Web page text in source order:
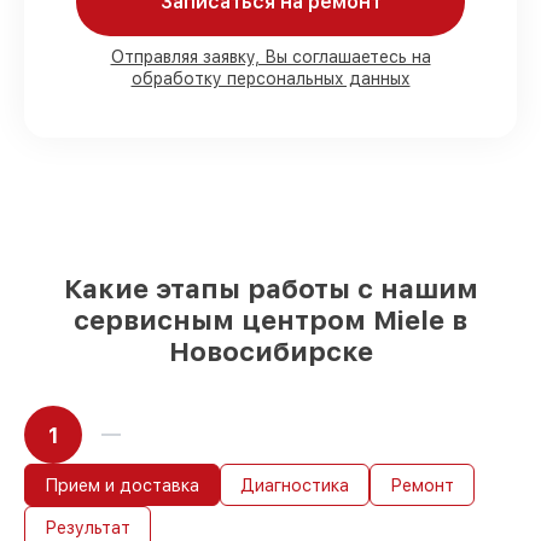
Мы гарантируем:
80%работ с возможностью наблюдения
работ в течение пары часов, при
условии, что сервис начался сразу
Отправляя заявку, Вы соглашаетесь на
обработку персональных данных
Какие этапы работы с нашим
сервисным центром Miele в
Новосибирске
1
Прием и доставка Диагностика Ремонт
Результат